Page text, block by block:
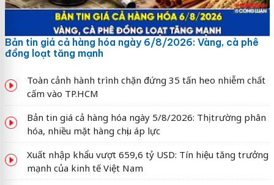
Bản tin giá cả hàng hóa ngày 6/8/2026: Vàng, cà phê
đồng loạt tăng mạnh
Toàn cảnh hành trình chặn đứng 35 tấn heo nhiễm chất
cấm vào TP.HCM
Bản tin giá cả hàng hóa ngày 5/8/2026: Thị trường phân
hóa, nhiều mặt hàng chịu áp lực
Xuất nhập khẩu vượt 659,6 tỷ USD: Tín hiệu tăng trưởng
mạnh của kinh tế Việt Nam